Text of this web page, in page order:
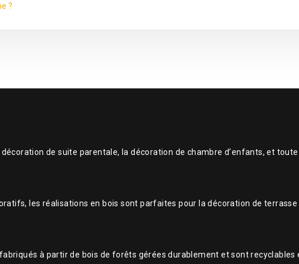
?
de suite parentale, la décoration de chambre d’enfants, et toute
les réalisations en bois sont parfaites pour la décoration de terrasse
à partir de bois de forêts gérées durablement et sont recyclables